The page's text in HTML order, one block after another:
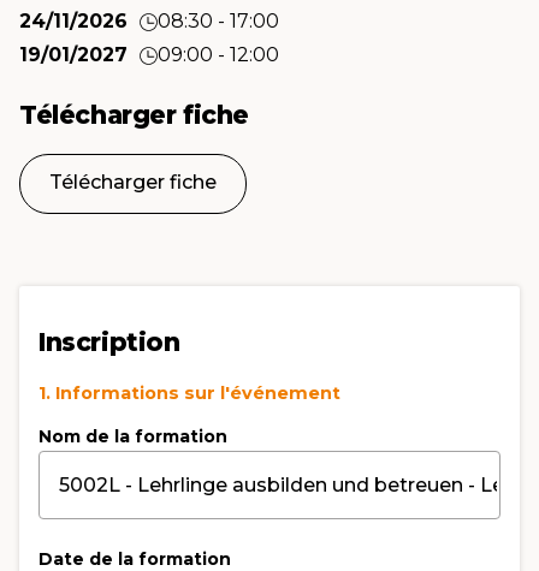
24/11/2026
08:30 - 17:00
19/01/2027
09:00 - 12:00
Télécharger fiche
Télécharger fiche
Inscription
1. Informations sur l'événement
Nom de la formation
Date de la formation